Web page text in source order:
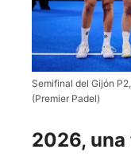
Semifinal del Gijón
(Premier Padel)
2026,